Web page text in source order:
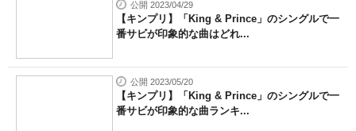
公開 2023/04/29
【キンプリ】「King & Prince」のシングルで一
番サビが印象的な曲はどれ...
公開 2023/05/20
【キンプリ】「King & Prince」のシングルで一
番サビが印象的な曲ランキ...